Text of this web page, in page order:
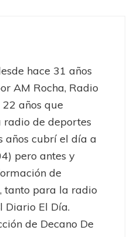
hace 31 años
AM Rocha, Radio
años que
radio de deportes
años cubrí el día a
pero antes y
de
tanto para la radio
Diario El Día.
de Decano De